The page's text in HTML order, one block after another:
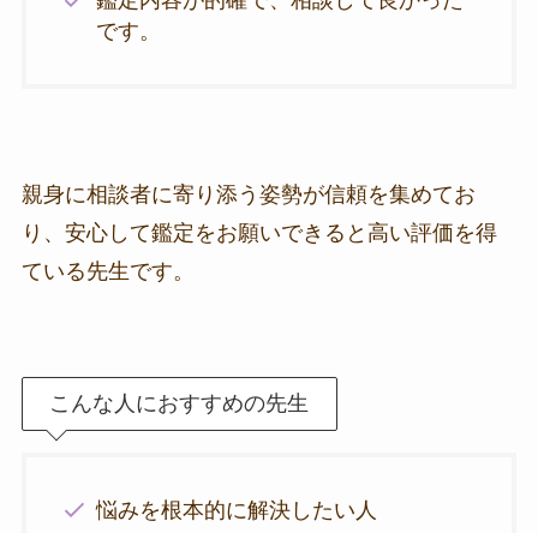
です。
親身に相談者に寄り添う姿勢が信頼を集めてお
り、安心して鑑定をお願いできると高い評価を得
ている先生です。
こんな人におすすめの先生
悩みを根本的に解決したい人